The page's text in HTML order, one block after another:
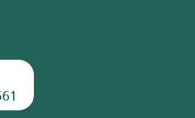
종 서비스나 여러 종류의 백신을 동시
서비스 등은 일반적인 기초 접종보다
(Market Demand)